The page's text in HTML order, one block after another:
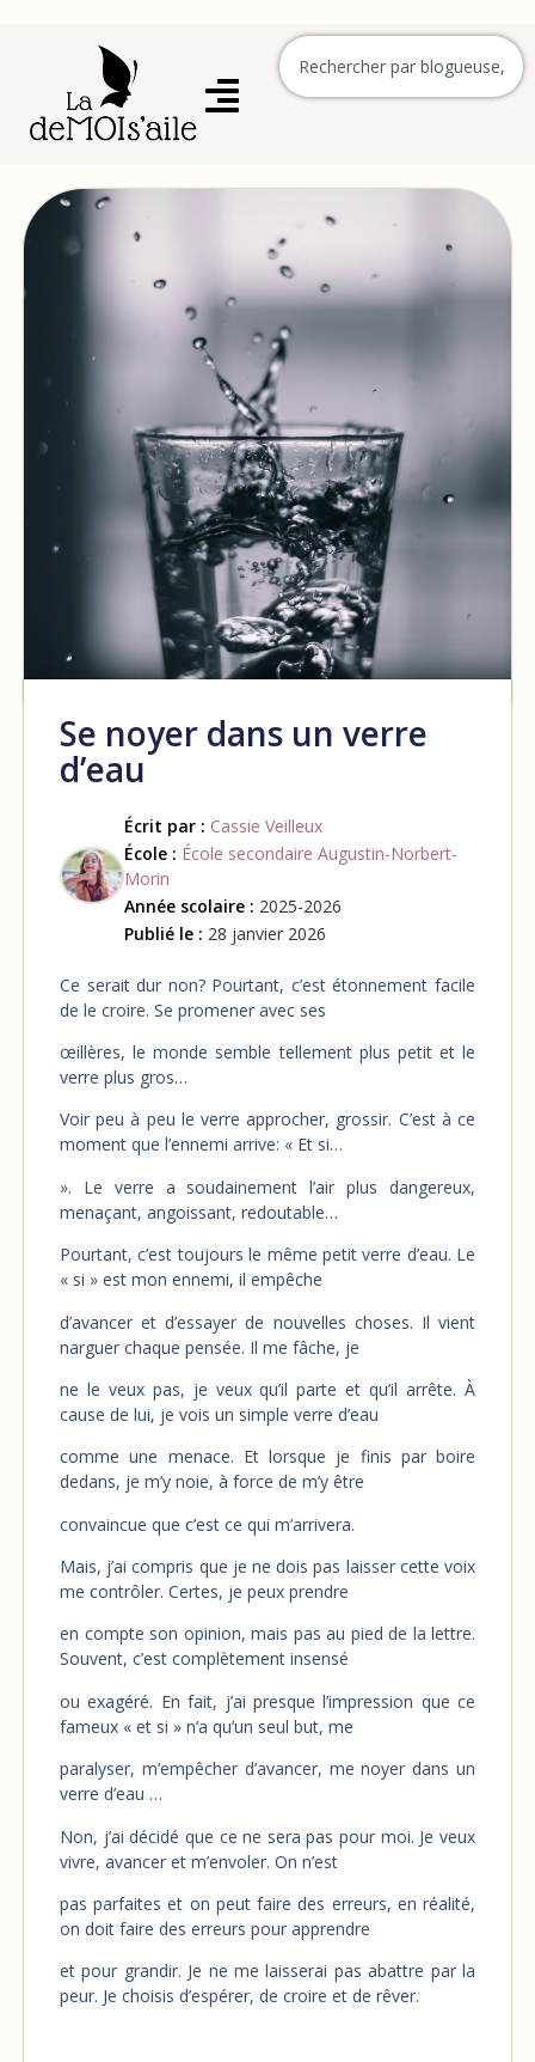
Se noyer dans un verre
d’eau
Écrit par : Cassie Veilleux
École : École secondaire Augustin-Norbert-
Morin
Année scolaire : 2025-2026
Publié le : 28 janvier 2026
Ce serait dur non? Pourtant, c’est étonnement facile
de le croire. Se promener avec ses
œillères, le monde semble tellement plus petit et le
verre plus gros…
Voir peu à peu le verre approcher, grossir. C’est à ce
moment que l’ennemi arrive: « Et si…
». Le verre a soudainement l’air plus dangereux,
menaçant, angoissant, redoutable…
Pourtant, c’est toujours le même petit verre d’eau. Le
« si » est mon ennemi, il empêche
d’avancer et d’essayer de nouvelles choses. Il vient
narguer chaque pensée. Il me fâche, je
ne le veux pas, je veux qu’il parte et qu’il arrête. À
cause de lui, je vois un simple verre d’eau
comme une menace. Et lorsque je finis par boire
dedans, je m’y noie, à force de m’y être
convaincue que c’est ce qui m’arrivera.
Mais, j’ai compris que je ne dois pas laisser cette voix
me contrôler. Certes, je peux prendre
en compte son opinion, mais pas au pied de la lettre.
Souvent, c’est complètement insensé
ou exagéré. En fait, j’ai presque l’impression que ce
fameux « et si » n’a qu’un seul but, me
paralyser, m’empêcher d’avancer, me noyer dans un
verre d’eau …
Non, j’ai décidé que ce ne sera pas pour moi. Je veux
vivre, avancer et m’envoler. On n’est
pas parfaites et on peut faire des erreurs, en réalité,
on doit faire des erreurs pour apprendre
et pour grandir. Je ne me laisserai pas abattre par la
peur. Je choisis d’espérer, de croire et de rêver.